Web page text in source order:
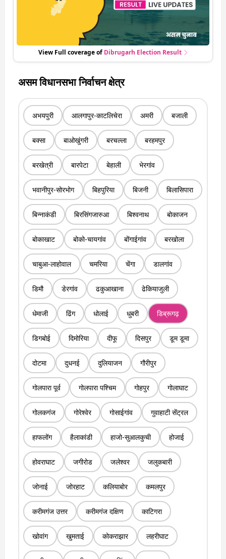
View Full coverage of Dibrugarh Election Result
असम विधानसभा निर्वाचन क्षेत्र
अभयपुरी आलगापुर-काटलिचेरा अमरी बजाली
बक्सा बाओखुंगरी बरचल्ला बरहमपुर
बरखेत्री बारपेटा बेहाली भेरगांव
भवानीपुर-सोरभोग बिहपुरिया बिजनी बिलासिपारा
बिन्नाकंडी बिरसिंगजारुआ बिश्वनाथ बोकाजन
बोकाखाट बोको-चायगांव बोंगाईगांव बरखोला
चाबुआ-लाहोवाल चमरिया चेंगा डालगांव
डिमौ डेरगांव ढकुआखाना ढेकियाजुली
धेमाजी ढिंग धोलाई धुबरी डिब्रूगढ़
डिगबोई दिमोरिया दीफू दिसपुर डूम डूमा
दोटमा दुधनई दुलियाजन गौरीपुर
गोलपारा पूर्व गोलपारा पश्चिम गोहपुर गोलाघाट
गोलकगंज गोरेश्वेर गोसाईगांव गुवाहाटी सेंट्रल
हाफलोंग हैलाकांडी हाजो-सुआलकुची होजाई
होवराघाट जगीरोड जलेश्वर जलुकबारी
जोनाई जोरहाट कलियाबोर कमलपुर
करीमगंज उत्तर करीमगंज दक्षिण काटिगरा
खोवांग खुमताई कोकराझार लहरीघाट